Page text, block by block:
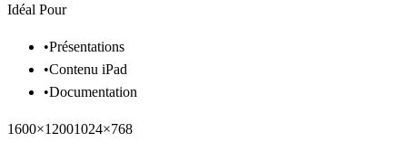
Idéal Pour
•Présentations
•Contenu iPad
•Documentation
1600×12001024×768